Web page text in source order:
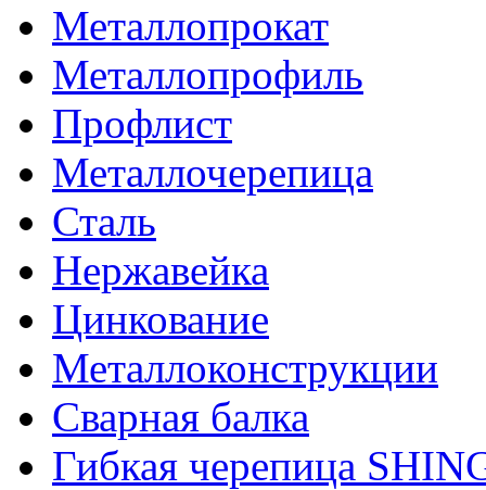
Металлопрокат
Металлопрофиль
Профлист
Металлочерепица
Сталь
Нержавейка
Цинкование
Металлоконструкции
Сварная балка
Гибкая черепица